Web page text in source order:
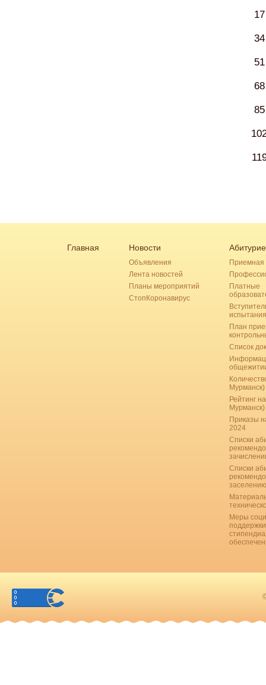
17
34
51
68
85
Главная Новости
Объявления
Лента новостей
Планы мероприятий
СтопКоронавирус
Приемная
Платные
испытания
План
Список
Мурманск)
Рейтинг
Мурманск)
Приказы
2024
Списки
Списки
Меры